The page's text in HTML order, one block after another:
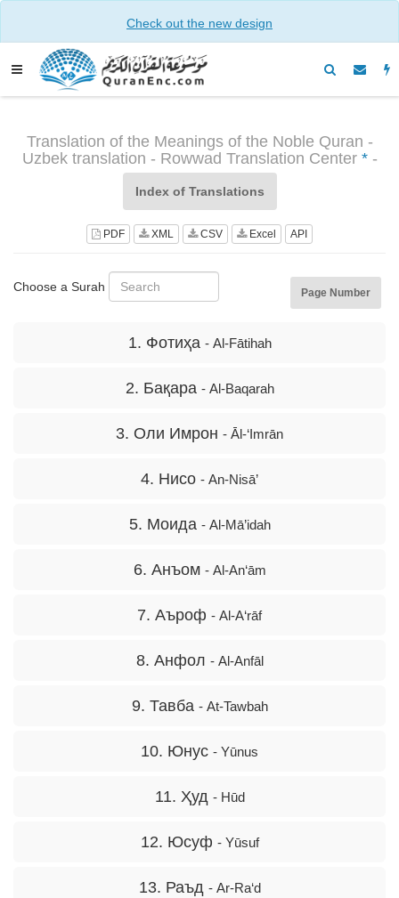
Check out the new design
Translation of the Meanings of the Noble Quran -
Uzbek translation - Rowwad Translation Center *-
Index of Translations
PDF XML CSV Excel API
Choose a Surah Page Number
1. Фотиҳа - Al-Fātihah
2. Бақара - Al-Baqarah
3. Оли Имрон - Āl-‘Imrān
4. Нисо - An-Nisā’
5. Моида - Al-Mā’idah
6. Анъом - Al-An‘ām
7. Аъроф - Al-A‘rāf
8. Анфол - Al-Anfāl
9. Тавба - At-Tawbah
10. Юнус - Yūnus
11. Ҳуд - Hūd
12. Юсуф - Yūsuf
13. Раъд - Ar-Ra‘d